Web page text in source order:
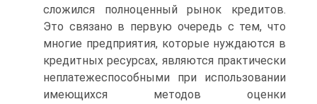
сложился полноценный рынок кредитов.
Это связано в первую очередь с тем, что
многие предприятия, которые нуждаются в
кредитных ресурсах, являются практически
неплатежеспособными при использовании
имеющихся методов оценки